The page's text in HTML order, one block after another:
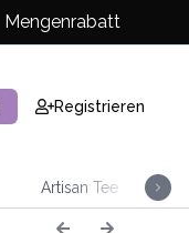
Mengenrabatt
Registrieren
Artisan Tee